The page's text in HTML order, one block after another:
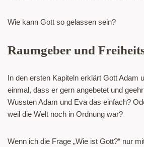
Wie kann Gott so gelassen sein?
Raumgeber und
In den ersten Kapiteln erklärt Gott Adam
einmal, dass er gern angebetet und
Wussten Adam und Eva das einfach?
weil die Welt noch in Ordnung war?
Wenn ich die Frage „Wie ist Gott?“ nur